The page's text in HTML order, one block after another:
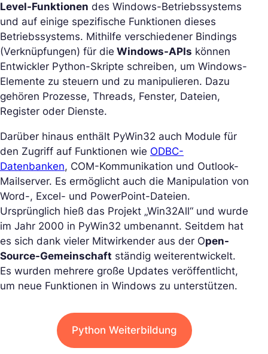
Level-Funktionen des Windows-Betriebssystems
und auf einige spezifische Funktionen dieses
Betriebssystems. Mithilfe verschiedener Bindings
(Verknüpfungen) für die Windows-APIs können
Entwickler Python-Skripte schreiben, um Windows-
Elemente zu steuern und zu manipulieren. Dazu
gehören Prozesse, Threads, Fenster, Dateien,
Register oder Dienste.
Darüber hinaus enthält PyWin32 auch Module für
den Zugriff auf Funktionen wie ODBC-
Datenbanken, COM-Kommunikation und Outlook-
Mailserver. Es ermöglicht auch die Manipulation von
Word-, Excel- und PowerPoint-Dateien.
Ursprünglich hieß das Projekt „Win32All“ und wurde
im Jahr 2000 in PyWin32 umbenannt. Seitdem hat
es sich dank vieler Mitwirkender aus der Open-
Source-Gemeinschaft ständig weiterentwickelt.
Es wurden mehrere große Updates veröffentlicht,
um neue Funktionen in Windows zu unterstützen.
Python Weiterbildung